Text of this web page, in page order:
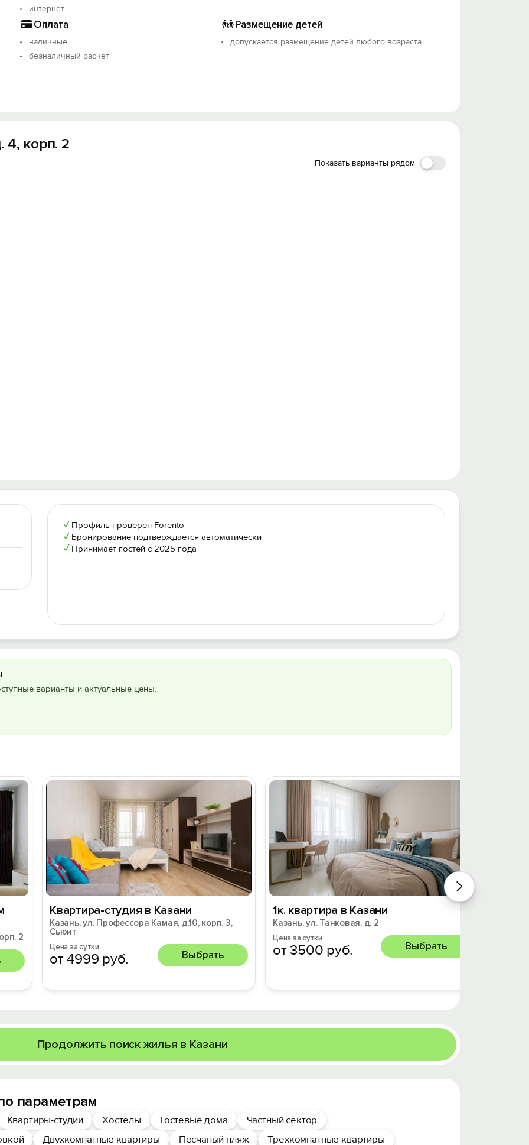
интернет
Оплата
наличные
безналичный расчет
Размещение детей
допускается размещение детей любого возраста
4, корп. 2
Показать варианты рядом
✓ Профиль проверен Forento
✓ Бронирование подтверждается автоматически
✓ Принимает гостей с 2025 года
варианты и актуальные цены.
2
Квартира-студия в Казани
Казань, ул. Профессора Камая, д.10, корп. 3,
Сьюит
Цена за сутки
от 4999 руб. Выбрать
1к. квартира в Казани
Казань, ул. Танковая, д. 2
Цена за сутки
от 3500 руб. Выбрать
Продолжить поиск жилья в Казани
параметрам
Квартиры-студии Хостелы Гостевые дома
Частный сектор
Двухкомнатные квартиры Песчаный пляж Трехкомнатные квартиры